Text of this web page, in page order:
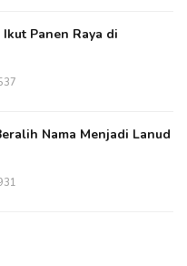
Panen Raya di
Nama Menjadi Lanud